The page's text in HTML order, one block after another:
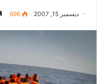
ديسمبر 15, 2007 696